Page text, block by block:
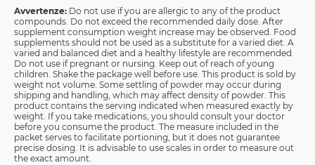
Avvertenze: Do not use if you are allergic to any of the product
compounds. Do not exceed the recommended daily dose. After
supplement consumption weight increase may be observed. Food
supplements should not be used as a substitute for a varied diet. A
varied and balanced diet and a healthy lifestyle are recommended.
Do not use if pregnant or nursing. Keep out of reach of young
children. Shake the package well before use. This product is sold by
weight not volume. Some settling of powder may occur during
shipping and handling, which may affect density of powder. This
product contains the serving indicated when measured exactly by
weight. If you take medications, you should consult your doctor
before you consume the product. The measure included in the
packet serves to facilitate portioning, but it does not guarantee
precise dosing. It is advisable to use scales in order to measure out
the exact amount.